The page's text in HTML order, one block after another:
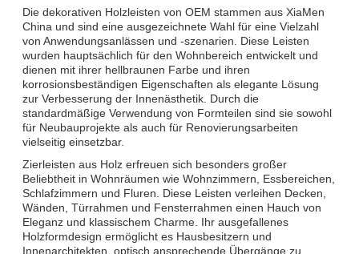
Die dekorativen Holzleisten von OEM stammen aus XiaMen
China und sind eine ausgezeichnete Wahl für eine Vielzahl
von Anwendungsanlässen und -szenarien. Diese Leisten
wurden hauptsächlich für den Wohnbereich entwickelt und
dienen mit ihrer hellbraunen Farbe und ihren
korrosionsbeständigen Eigenschaften als elegante Lösung
zur Verbesserung der Innenästhetik. Durch die
standardmäßige Verwendung von Formteilen sind sie sowohl
für Neubauprojekte als auch für Renovierungsarbeiten
vielseitig einsetzbar.
Zierleisten aus Holz erfreuen sich besonders großer
Beliebtheit in Wohnräumen wie Wohnzimmern, Essbereichen,
Schlafzimmern und Fluren. Diese Leisten verleihen Decken,
Wänden, Türrahmen und Fensterrahmen einen Hauch von
Eleganz und klassischem Charme. Ihr ausgefallenes
Holzformdesign ermöglicht es Hausbesitzern und
Innenarchitekten, optisch ansprechende Übergänge zu